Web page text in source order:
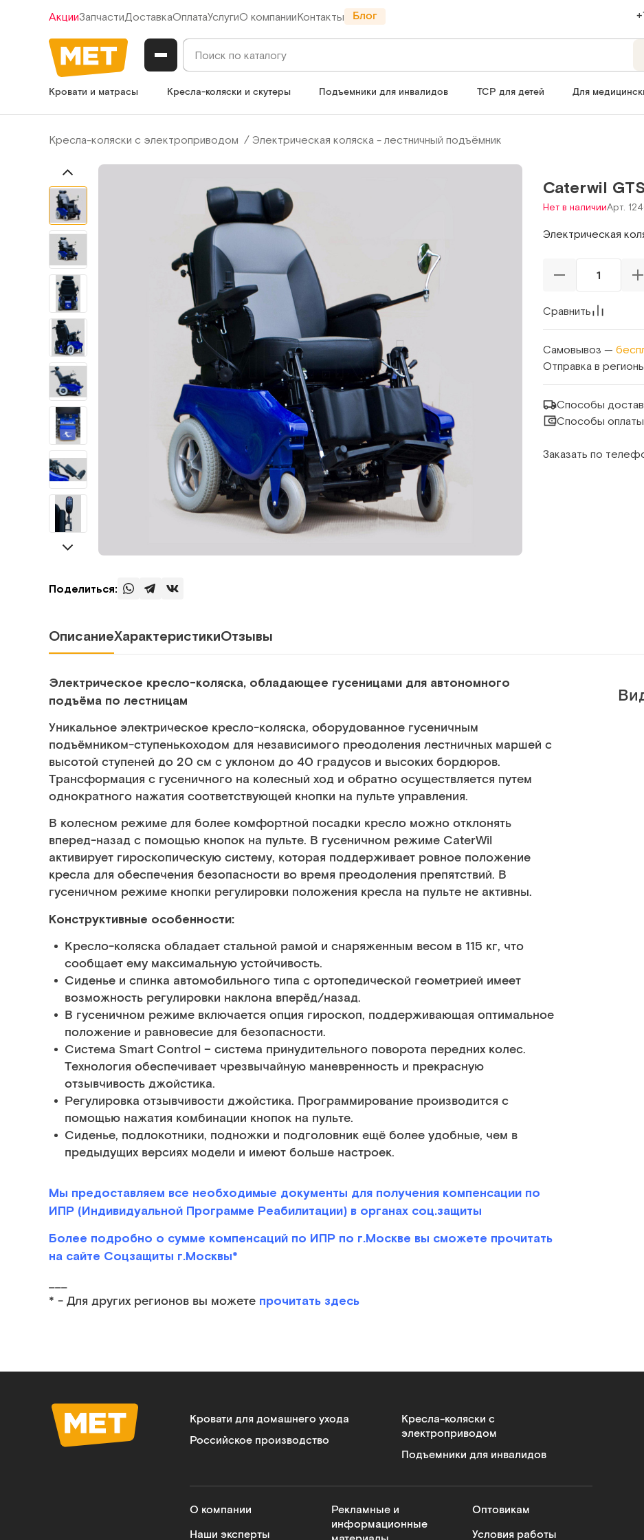
АкцииЗапчастиДоставкаОплатаУслугиО компанииКонтакты Блог
Кровати и матрасы Кресла-коляски и скутеры Подъемники для инвалидов ТСР для детей Для
Кресла-коляски с электроприводом Электрическая коляска - лестничный подъёмник
Поделиться:
Caterwil
Нет в наличииАрт.
Электрическая
Сравнить
Самовывоз —
Отправка в
Способы
Способы оплаты
Заказать по
ОписаниеХарактеристикиОтзывы
Электрическое кресло-коляска, обладающее гусеницами для автономного
подъёма по лестницам
Уникальное электрическое кресло-коляска, оборудованное гусеничным
подъёмником-ступенькоходом для независимого преодоления лестничных маршей с
высотой ступеней до 20 см с уклоном до 40 градусов и высоких бордюров.
Трансформация с гусеничного на колесный ход и обратно осуществляется путем
однократного нажатия соответствующей кнопки на пульте управления.
В колесном режиме для более комфортной посадки кресло можно отклонять
вперед-назад с помощью кнопок на пульте. В гусеничном режиме CaterWil
активирует гироскопическую систему, которая поддерживает ровное положение
кресла для обеспечения безопасности во время преодоления препятствий. В
гусеничном режиме кнопки регулировки положения кресла на пульте не активны.
Конструктивные особенности:
Кресло-коляска обладает стальной рамой и снаряженным весом в 115 кг, что
сообщает ему максимальную устойчивость.
Сиденье и спинка автомобильного типа с ортопедической геометрией имеет
возможность регулировки наклона вперёд/назад.
В гусеничном режиме включается опция гироскоп, поддерживающая оптимальное
положение и равновесие для безопасности.
Система Smart Control – система принудительного поворота передних колес.
Технология обеспечивает чрезвычайную маневренность и прекрасную
отзывчивость джойстика.
Регулировка отзывчивости джойстика. Программирование производится с
помощью нажатия комбинации кнопок на пульте.
Сиденье, подлокотники, подножки и подголовник ещё более удобные, чем в
предыдущих версиях модели и имеют больше настроек.
Мы предоставляем все необходимые документы для получения компенсации по
ИПР (Индивидуальной Программе Реабилитации) в органах соц.защиты
Более подробно о сумме компенсаций по ИПР по г.Москве вы сможете прочитать
на сайте Соцзащиты г.Москвы*
___
* - Для других регионов вы можете прочитать здесь
Кровати для домашнего ухода
Российское производство
Кресла-коляски с
электроприводом
Подъемники для инвалидов
О компании
Наши эксперты
Рекламные и
информационные
Оптовикам
Условия работы